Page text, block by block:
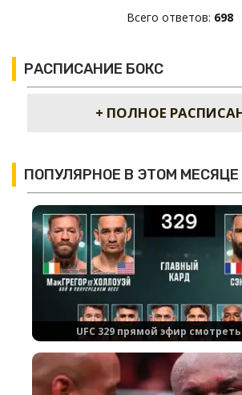
Всего ответов: 698
РАСПИСАНИЕ БОКС
+ ПОЛНОЕ
ПОПУЛЯРНОЕ В ЭТОМ МЕСЯЦЕ
UFC 329 прямой эфир